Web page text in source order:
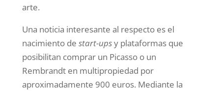
arte.
Una noticia interesante al respecto es el
nacimiento de start-upsy plataformas que
posibilitan comprar un Picasso o un
Rembrandt en multipropiedad por
aproximadamente 900 euros. Mediante la